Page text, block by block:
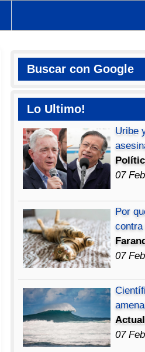
Buscar con Google
Lo Ultimo!
Uribe
07
Por
contra
07
07